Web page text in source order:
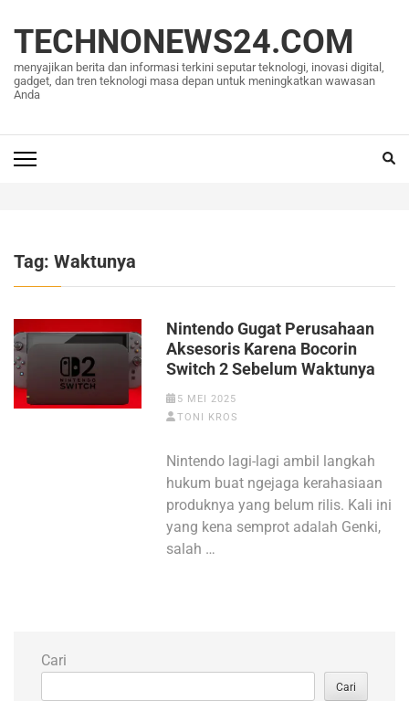
konten
(Tekan
Enter)
TECHNONEWS24.COM
menyajikan berita dan informasi terkini seputar teknologi, inovasi digital,
gadget, dan tren teknologi masa depan untuk meningkatkan wawasan
Anda
Tag: Waktunya
Nintendo Gugat Perusahaan
Aksesoris Karena Bocorin
Switch 2 Sebelum Waktunya
5 MEI 2025
TONI KROS
Nintendo lagi-lagi ambil langkah
hukum buat ngejaga kerahasiaan
produknya yang belum rilis. Kali ini
yang kena semprot adalah Genki,
salah …
Cari
Cari